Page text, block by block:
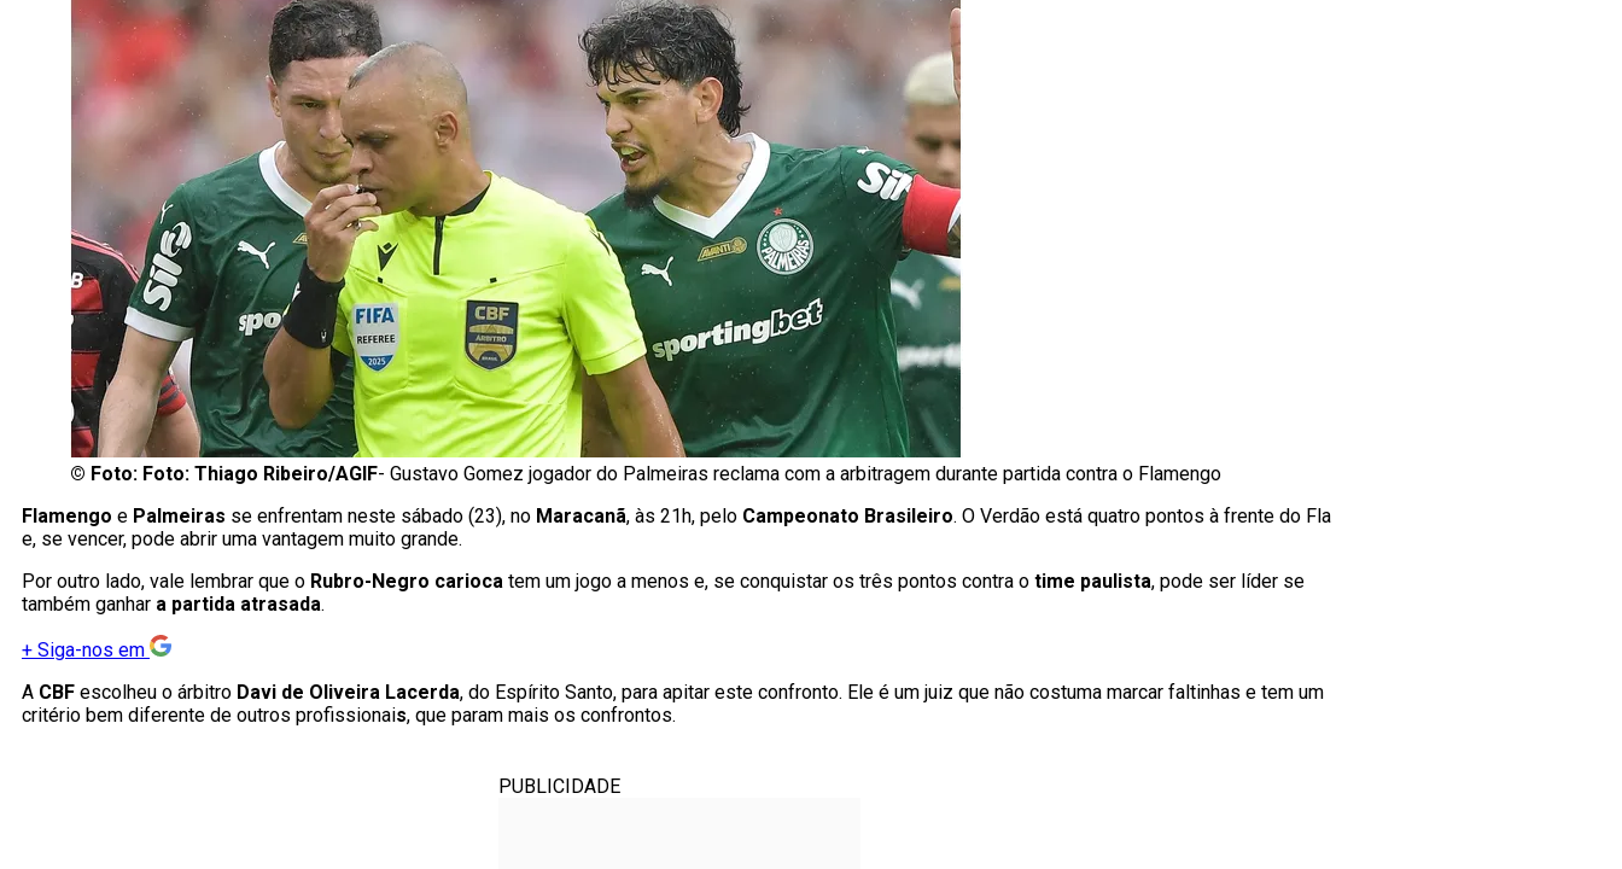
© Foto: Foto: Thiago Ribeiro/AGIF- Gustavo Gomez jogador do Palmeiras reclama com a arbitragem durante partida contra o Flamengo
Flamengo e Palmeiras se enfrentam neste sábado (23), no Maracanã, às 21h, pelo Campeonato Brasileiro. O Verdão está quatro pontos à frente do Fla
e, se vencer, pode abrir uma vantagem muito grande.
Por outro lado, vale lembrar que o Rubro-Negro carioca tem um jogo a menos e, se conquistar os três pontos contra o time paulista, pode ser líder se
também ganhar a partida atrasada.
+ Siga-nos em
A CBF escolheu o árbitro Davi de Oliveira Lacerda, do Espírito Santo, para apitar este confronto. Ele é um juiz que não costuma marcar faltinhas e tem um
critério bem diferente de outros profissionais, que param mais os confrontos.
PUBLICIDADE